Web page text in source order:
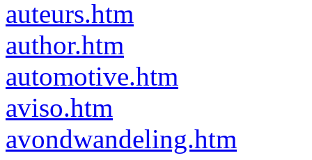
auteurs.htm
author.htm
automotive.htm
aviso.htm
avondwandeling.htm